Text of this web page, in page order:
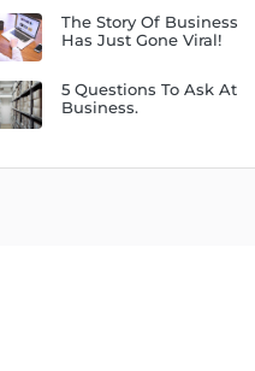
The Story Of Business
Has Just Gone Viral!
5 Questions To Ask At
Business.